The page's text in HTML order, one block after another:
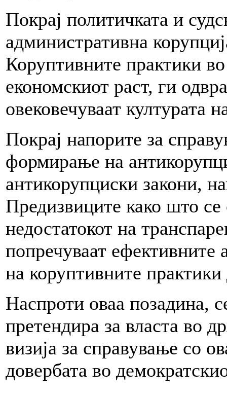
Покрај политичката и
административна
Коруптивните практики
економскиот раст, ги
овековечуваат културата
Покрај напорите за
формирање на
антикорупциски закони,
Предизвиците како што
недостатокот на
попречуваат ефективните
на коруптивните практики
Наспроти оваа позадина,
претендира за власта во
визија за справување со
довербата во